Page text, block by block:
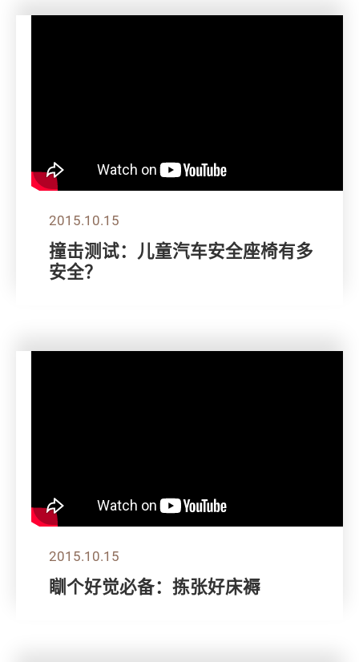
2015.10.15
撞击测试：儿童汽车安全座椅有多
安全？
2015.10.15
瞓个好觉必备：拣张好床褥